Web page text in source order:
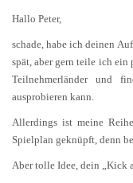
Hallo Peter,
schade, habe ich deinen
spät, aber gern teile ich ein
Teilnehmerländer und
ausprobieren kann.
Allerdings ist meine
Spielplan geknüpft, denn
Aber tolle Idee, dein „Kick